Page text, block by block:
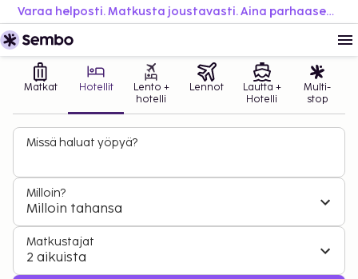
Varaa helposti. Matkusta joustavasti. Aina parhaaseen hintaan.
Matkat Hotellit
Lento +
hotelli
Lennot
Lautta +
Hotelli
Multi-
stop
Missä haluat yöpyä?
Milloin?
Milloin tahansa
Matkustajat
2 aikuista